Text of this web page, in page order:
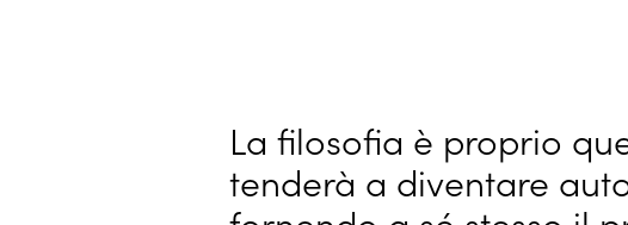
La filosofia è proprio
tenderà a diventare